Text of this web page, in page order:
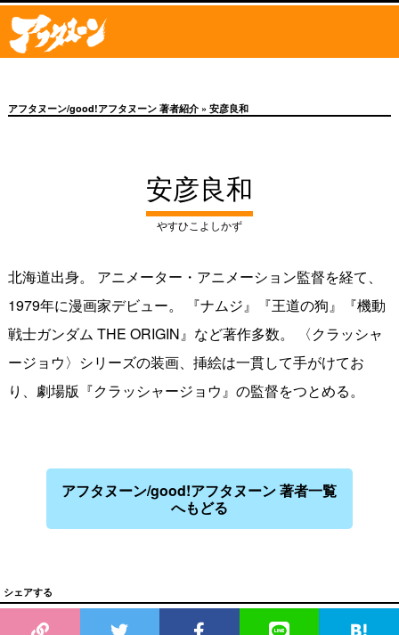
アフタヌーン/good!アフタヌーン 著者紹介» 安彦良和
安彦良和
やすひこよしかず
北海道出身。 アニメーター・アニメーション監督を経て、
1979年に漫画家デビュー。 『ナムジ』『王道の狗』『機動
戦士ガンダム THE ORIGIN』など著作多数。 〈クラッシャ
ージョウ〉シリーズの装画、挿絵は一貫して手がけてお
り、劇場版『クラッシャージョウ』の監督をつとめる。
アフタヌーン/good!アフタヌーン 著者一覧
へもどる
シェアする